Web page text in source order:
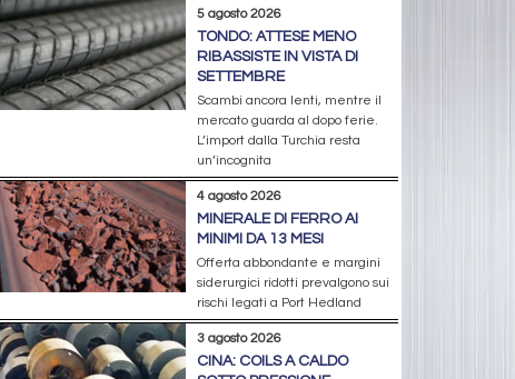
5 agosto 2026
TONDO: ATTESE MENO
RIBASSISTE IN VISTA DI
SETTEMBRE
Scambi ancora lenti, mentre il
mercato guarda al dopo ferie.
L’import dalla Turchia resta
un’incognita
4 agosto 2026
MINERALE DI FERRO AI
MINIMI DA 13 MESI
Offerta abbondante e margini
siderurgici ridotti prevalgono sui
rischi legati a Port Hedland
3 agosto 2026
CINA: COILS A CALDO